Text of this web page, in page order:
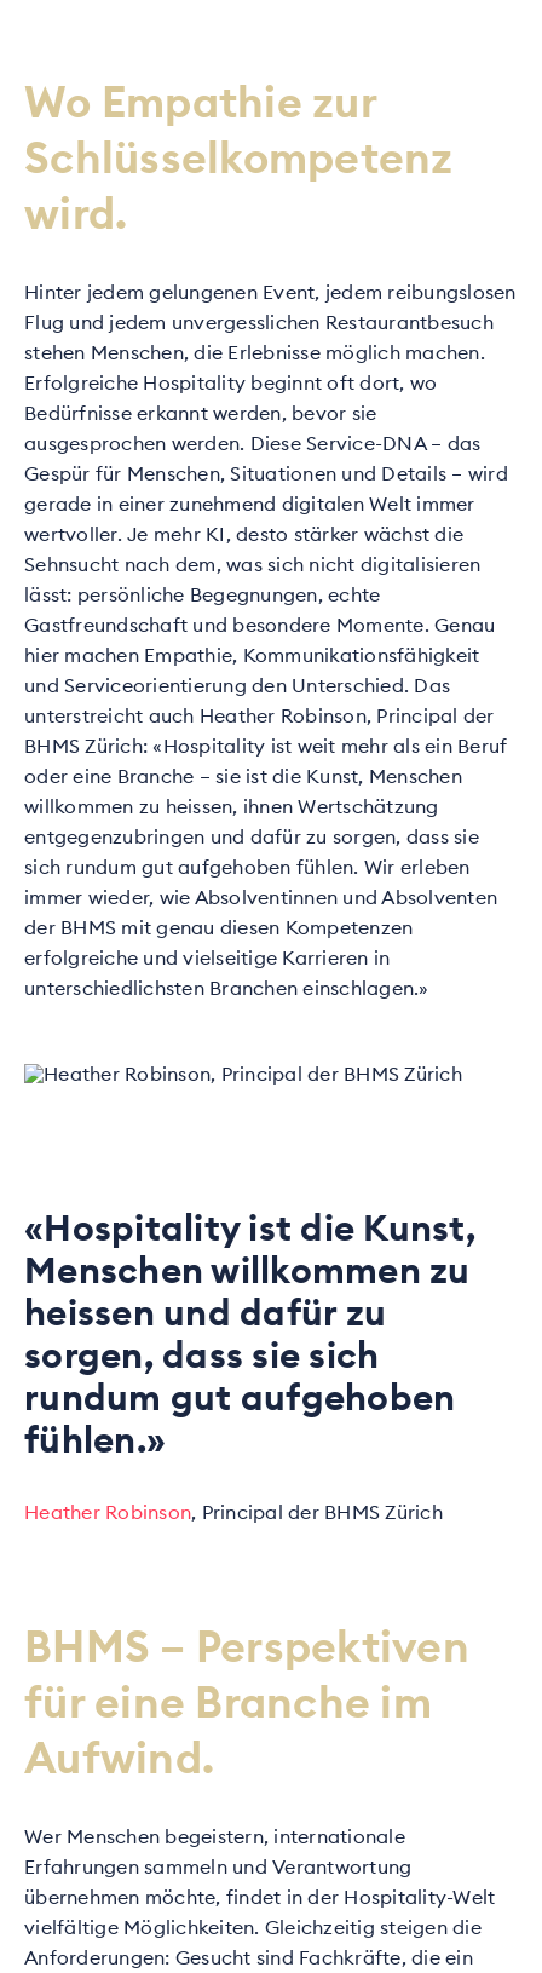
Wo Empathie zur
Schlüsselkompetenz
wird.
Hinter jedem gelungenen Event, jedem reibungslosen
Flug und jedem unvergesslichen Restaurantbesuch
stehen Menschen, die Erlebnisse möglich machen.
Erfolgreiche Hospitality beginnt oft dort, wo
Bedürfnisse erkannt werden, bevor sie
ausgesprochen werden. Diese Service-DNA – das
Gespür für Menschen, Situationen und Details – wird
gerade in einer zunehmend digitalen Welt immer
wertvoller. Je mehr KI, desto stärker wächst die
Sehnsucht nach dem, was sich nicht digitalisieren
lässt: persönliche Begegnungen, echte
Gastfreundschaft und besondere Momente. Genau
hier machen Empathie, Kommunikationsfähigkeit
und Serviceorientierung den Unterschied. Das
unterstreicht auch Heather Robinson, Principal der
BHMS Zürich: «Hospitality ist weit mehr als ein Beruf
oder eine Branche – sie ist die Kunst, Menschen
willkommen zu heissen, ihnen Wertschätzung
entgegenzubringen und dafür zu sorgen, dass sie
sich rundum gut aufgehoben fühlen. Wir erleben
immer wieder, wie Absolventinnen und Absolventen
der BHMS mit genau diesen Kompetenzen
erfolgreiche und vielseitige Karrieren in
unterschiedlichsten Branchen einschlagen.»
«Hospitality ist die Kunst,
Menschen willkommen zu
heissen und dafür zu
sorgen, dass sie sich
rundum gut aufgehoben
fühlen.»
Heather Robinson, Principal der BHMS Zürich
BHMS – Perspektiven
für eine Branche im
Aufwind.
Wer Menschen begeistern, internationale
Erfahrungen sammeln und Verantwortung
übernehmen möchte, findet in der Hospitality-Welt
vielfältige Möglichkeiten. Gleichzeitig steigen die
Anforderungen: Gesucht sind Fachkräfte, die ein